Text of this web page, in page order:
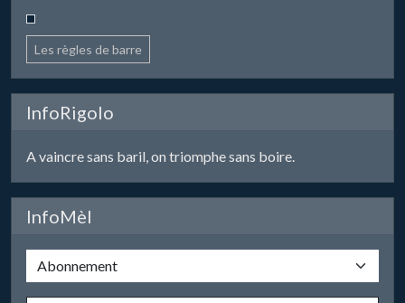
Les règles de barre
InfoRigolo
A vaincre sans baril, on triomphe sans boire.
InfoMèl